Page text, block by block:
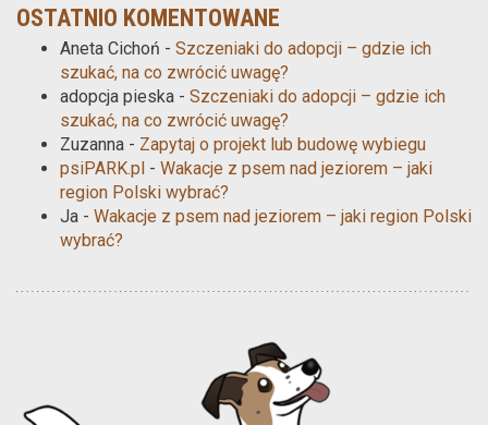
OSTATNIO KOMENTOWANE
Aneta Cichoń - Szczeniaki do adopcji – gdzie ich
szukać, na co zwrócić uwagę?
adopcja pieska - Szczeniaki do adopcji – gdzie ich
szukać, na co zwrócić uwagę?
Zuzanna - Zapytaj o projekt lub budowę wybiegu
psiPARK.pl - Wakacje z psem nad jeziorem – jaki
region Polski wybrać?
Ja - Wakacje z psem nad jeziorem – jaki region Polski
wybrać?